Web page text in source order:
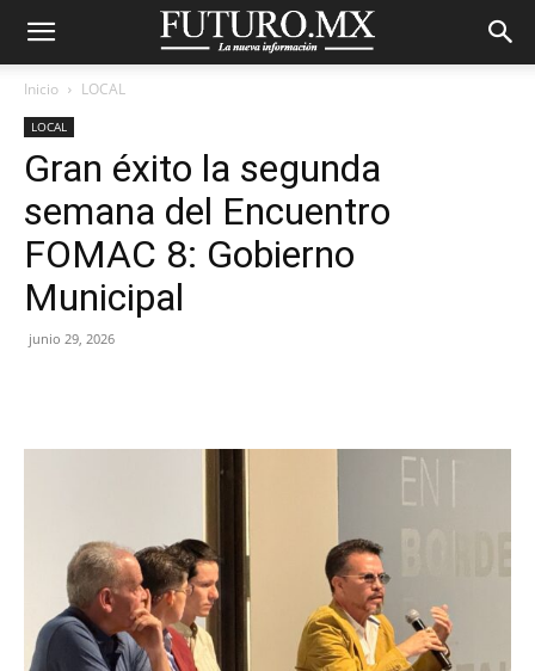
Inicio LOCAL
LOCAL
Gran éxito la segunda
semana del Encuentro
FOMAC 8: Gobierno
Municipal
junio 29, 2026